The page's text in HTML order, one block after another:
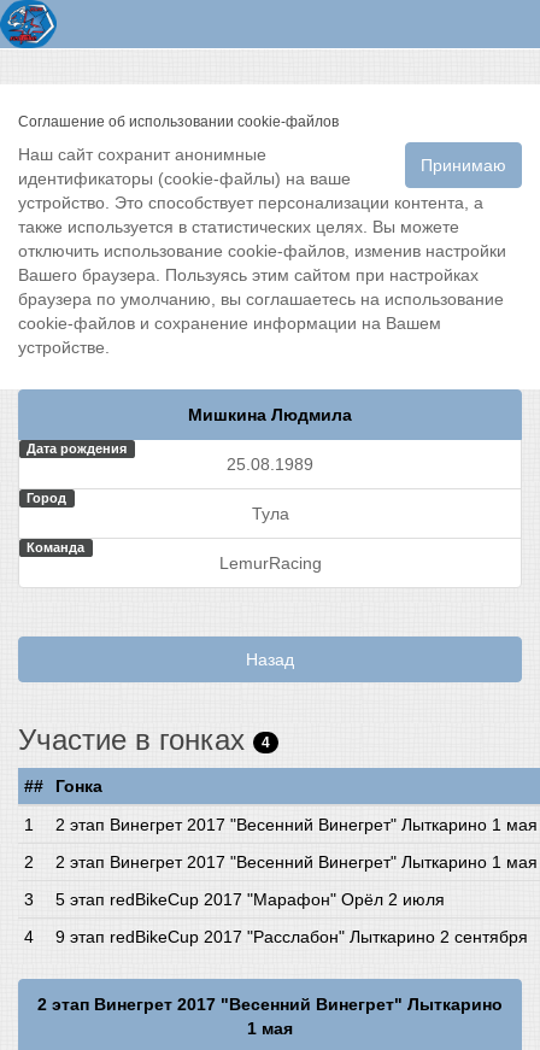
Соглашение об использовании cookie-файлов
Принимаю
Наш сайт сохранит анонимные
идентификаторы (cookie-файлы) на ваше
устройство. Это способствует персонализации контента, а
также используется в статистических целях. Вы можете
отключить использование cookie-файлов, изменив настройки
Вашего браузера. Пользуясь этим сайтом при настройках
браузера по умолчанию, вы соглашаетесь на использование
cookie-файлов и сохранение информации на Вашем
устройстве.
Мишкина Людмила
Дата рождения
25.08.1989
Город
Тула
Команда
LemurRacing
Назад
Участие в гонках 4
##
Гонка
2 этап Винегрет 2017 "Весенний Винегрет" Лыткарино 1 мая
2 этап Винегрет 2017 "Весенний Винегрет" Лыткарино 1 мая
5 этап redBikeCup 2017 "Марафон" Орёл 2 июля
9 этап redBikeCup 2017 "Расслабон" Лыткарино 2 сентября
2 этап Винегрет 2017 "Весенний Винегрет" Лыткарино
1 мая